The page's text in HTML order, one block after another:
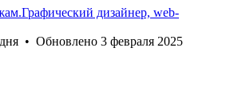
дизайнер, web-
• Обновлено 3 февраля 2025